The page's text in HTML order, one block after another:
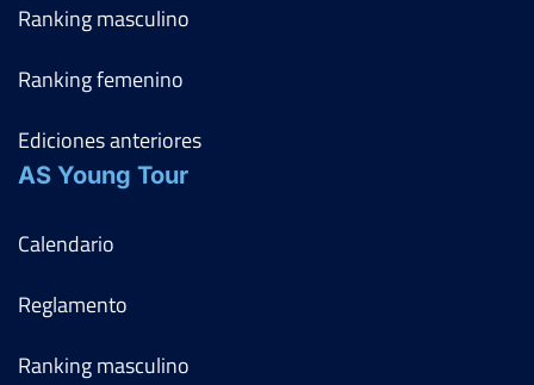
Ranking masculino
Ranking femenino
Ediciones anteriores
AS Young Tour
Calendario
Reglamento
Ranking masculino